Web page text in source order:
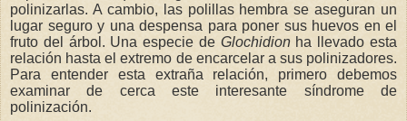
polinizarlas. A cambio, las polillas hembra se aseguran un
lugar seguro y una despensa para poner sus huevos en el
fruto del árbol. Una especie de Glochidionha llevado esta
relación hasta el extremo de encarcelar a sus polinizadores.
Para entender esta extraña relación, primero debemos
examinar de cerca este interesante síndrome de
polinización.